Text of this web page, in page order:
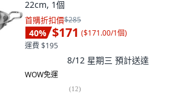
22cm, 1個
首購折扣價$285
40% $171 ($171.00/1個)
運費 $195
8/12 星期三 預計送達
WOW免運
(12)